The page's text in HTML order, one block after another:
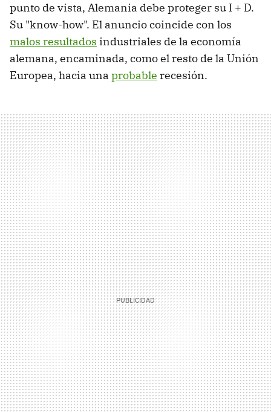
punto de vista, Alemania debe proteger su I + D.
Su "know-how". El anuncio coincide con los
malos resultados industriales de la economía
alemana, encaminada, como el resto de la Unión
Europea, hacia una probable recesión.